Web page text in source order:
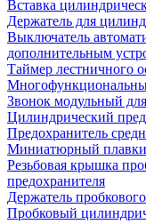
Вставка
Держатель для
Выключатель
дополнительным
Таймер лестничного
Звонок модульный
Цилиндрический
Предохранитель
Миниатюрный
Резьбовая крышка
предохранителя
Держатель
Пробковый